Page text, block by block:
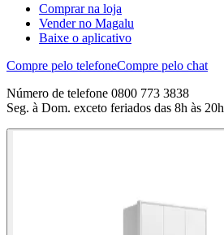
Comprar na loja
Vender no Magalu
Baixe o aplicativo
Compre pelo telefoneCompre pelo chat
Número de telefone 0800 773 3838
Seg. à Dom. exceto feriados das 8h às 20h